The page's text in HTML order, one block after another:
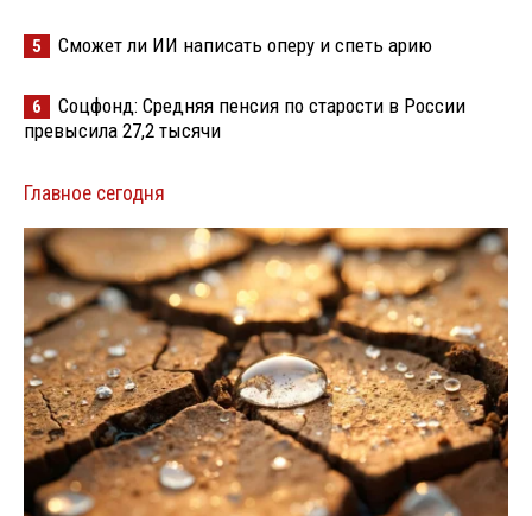
5 Сможет ли ИИ написать оперу и спеть арию
6
Соцфонд: Средняя пенсия по старости в России
превысила 27,2 тысячи
Главное сегодня